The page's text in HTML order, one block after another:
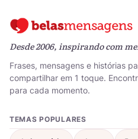
Desde 2006, inspirando com
Frases, mensagens e histórias
compartilhar em 1 toque.
para cada momento.
TEMAS POPULARES